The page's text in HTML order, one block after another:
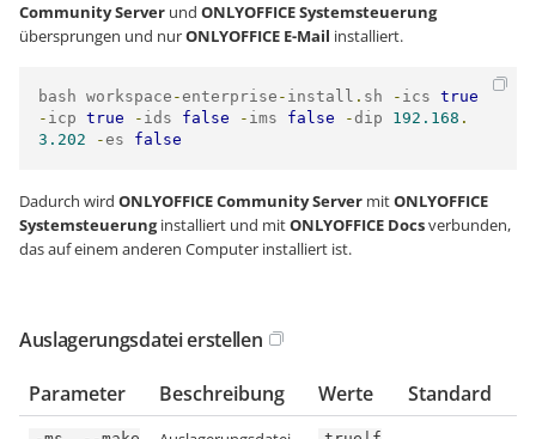
Community Server und ONLYOFFICE Systemsteuerung
übersprungen und nurONLYOFFICE E-Mail installiert.
bash workspace -enterprise - install . sh - ics true
- icp true - ids false - ims false -dip 192.168 .
3.202
-es false
Dadurch wird ONLYOFFICE Community Server mitONLYOFFICE
Systemsteuerunginstalliert und mitONLYOFFICE Docsverbunden,
das auf einem anderen Computer installiert ist.
Auslagerungsdatei erstellen
Parameter Beschreibung Werte Standard